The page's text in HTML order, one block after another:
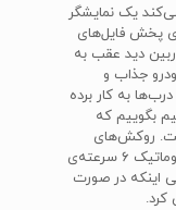
یک نمایشگر
پخش فایل‌های
دید عقب به
جذاب و
به کار برده
بگوییم که
روکش‌های
صندلی هم چرم مصنوعی هستند. دنده‌ی اتوماتیک ۶ سرعته‌ی
اینکه در صورت